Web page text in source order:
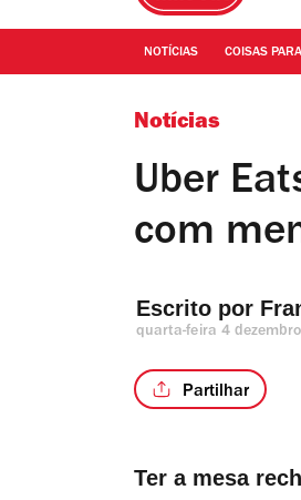
NOTÍCIAS COISAS
Notícias
Uber
com
Escrito por
quarta-feira 4
Partilhar
Ter a mesa